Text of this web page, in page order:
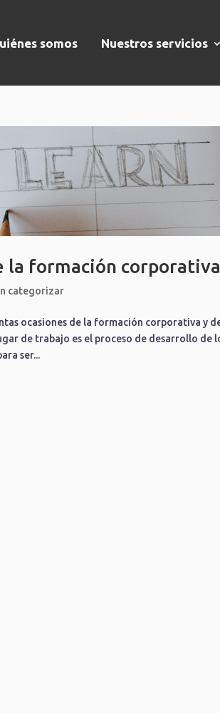
somos Nuestros servicios
la formación corporativa
categorizar
ocasiones de la formación corporativa y
de trabajo es el proceso de desarrollo de
ser...